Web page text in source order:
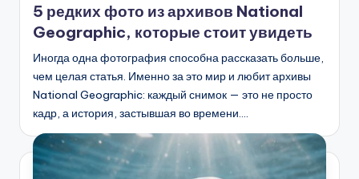
5 редких фото из архивов National
Geographic, которые стоит увидеть
Иногда одна фотография способна рассказать больше,
чем целая статья. Именно за это мир и любит архивы
National Geographic: каждый снимок — это не просто
кадр, а история, застывшая во времени.…